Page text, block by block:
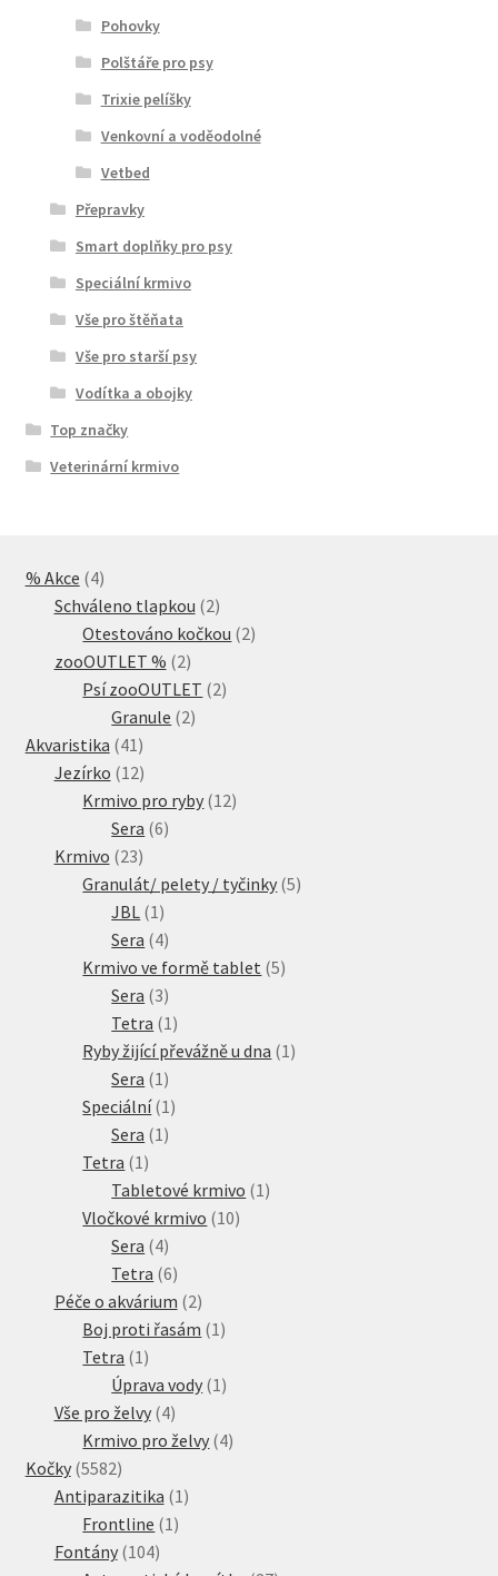
Pohovky
Polštáře pro psy
Trixie pelíšky
Venkovní a voděodolné
Vetbed
Přepravky
Smart doplňky pro psy
Speciální krmivo
Vše pro štěňata
Vše pro starší psy
Vodítka a obojky
Top značky
Veterinární krmivo
% Akce 44
produkty
Schváleno tlapkou 22
produkty
Otestováno kočkou 22
zooOUTLET % 22
produkty
Psí zooOUTLET 22
Granule 22
Akvaristika 41 41
produktů
Jezírko 1212
produktů
Krmivo pro ryby 1212
Sera 66
Krmivo 2323
produktů
Granulát/ pelety / tyčinky 55
JBL 1 1
produkt
Sera 44
produkty
Krmivo ve formě tablet 55
Sera 33
produkty
Tetra 1 1
produkt
Ryby žijící převážně u dna 1 1
Sera 1 1
produkt
Speciální 1 1
Sera 1 1
Tetra 1 1
produkt
Tabletové krmivo 1 1
Vločkové krmivo 1010
Sera 44
produkty
Tetra 66
produktů
Péče o akvárium 22
produkty
Boj proti řasám 1 1
Tetra 1 1
produkt
Úprava vody 1 1
Vše pro želvy 44
produkty
Krmivo pro želvy 44
Kočky 55825582
produktů
Antiparazitika 1 1
Frontline 1 1
Fontány 104104